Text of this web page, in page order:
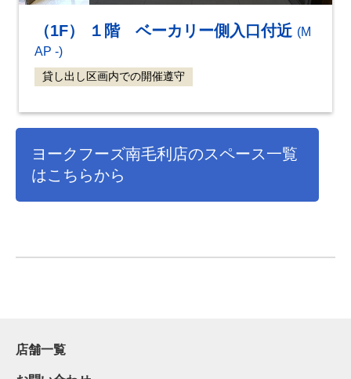
（1F） １階 ベーカリー側入口付近 (M
AP -)
貸し出し区画内での開催遵守
ヨークフーズ南毛利店のスペース一覧
はこちらから
店舗一覧